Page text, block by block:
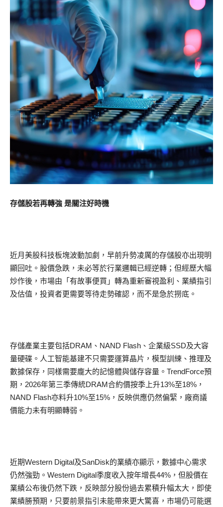
存儲股若再轉強 是關注好時機
近月美股科技板塊波動加劇，早前升勢凌厲的存儲股亦出現明
顯回吐。股價急跌，未必等於行業邏輯已經逆轉；但經歷大幅
炒作後，市場由「有故事便買」轉為重新審視盈利、業績指引
及估值，投資者更需要等待走勢確認，而不是急於撈底。
存儲產業主要包括DRAM、NAND Flash、企業級SSD及大容
量硬碟。人工智能基建不只需要運算晶片，模型訓練、推理及
數據保存，同樣需要龐大的記憶體與儲存容量。TrendForce預
期，2026年第三季傳統DRAM合約價按季上升13%至18%，
NAND Flash亦料升10%至15%，反映供應仍然偏緊，廠商議
價能力未有明顯轉弱。
近期Western Digital及SanDisk的業績亦顯示，數據中心需求
仍然強勁。Western Digital季度收入按年增長44%，但股價在
業績公布後仍然下跌，反映部分股份過去累積升幅太大，即使
業績勝預期，只要前景指引未能帶來更大驚喜，市場仍可能選